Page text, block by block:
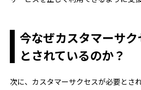
今なぜカスタマーサ
とされているのか？
次に、カスタマーサクセスが必要とさ